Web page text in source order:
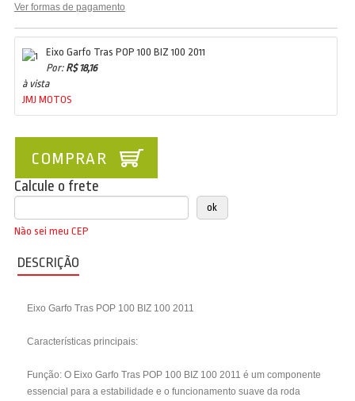
Ver formas de pagamento
Eixo Garfo Tras POP 100 BIZ 100 2011
Por: R$ 18,16
à vista
COMPRAR
JMJ MOTOS
Calcule o frete
Não sei meu CEP
DESCRIÇÃO
Eixo Garfo Tras POP 100 BIZ 100 2011
Características principais:
Função: O Eixo Garfo Tras POP 100 BIZ 100 2011 é um componente
essencial para a estabilidade e o funcionamento suave da roda